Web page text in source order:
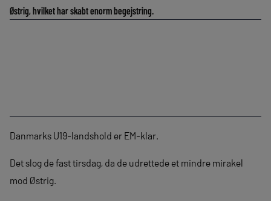
Østrig, hvilket har skabt enorm begejstring.
Danmarks U19-landshold er EM-klar.
Det slog de fast tirsdag, da de udrettede et mindre mirakel
mod Østrig.